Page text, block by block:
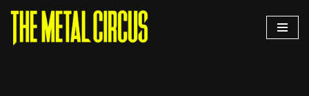
Saltar